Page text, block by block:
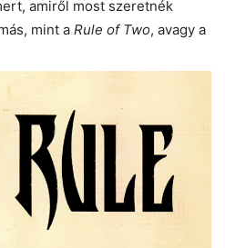
amiről most szeretnék
mint a Rule of Two, avagy a